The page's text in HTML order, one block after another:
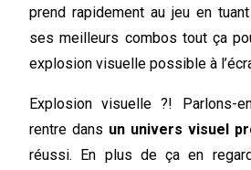
prend rapidement au jeu en
ses meilleurs combos tout ça
explosion visuelle possible à
Explosion visuelle ?! Parlons-
rentre dans un univers visuel
réussi. En plus de ça en